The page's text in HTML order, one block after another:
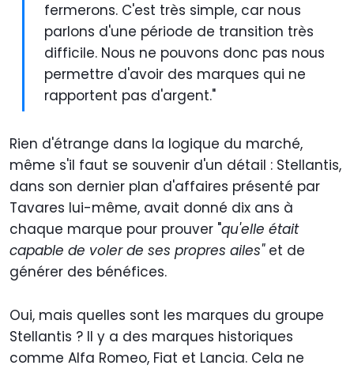
fermerons. C'est très simple, car nous
parlons d'une période de transition très
difficile. Nous ne pouvons donc pas nous
permettre d'avoir des marques qui ne
rapportent pas d'argent."
Rien d'étrange dans la logique du marché,
même s'il faut se souvenir d'un détail : Stellantis,
dans son dernier plan d'affaires présenté par
Tavares lui-même, avait donné dix ans à
chaque marque pour prouver "qu'elle était
capable de voler de ses propres ailes"et de
générer des bénéfices.
Oui, mais quelles sont les marques du groupe
Stellantis ? Il y a des marques historiques
comme Alfa Romeo, Fiat et Lancia. Cela ne